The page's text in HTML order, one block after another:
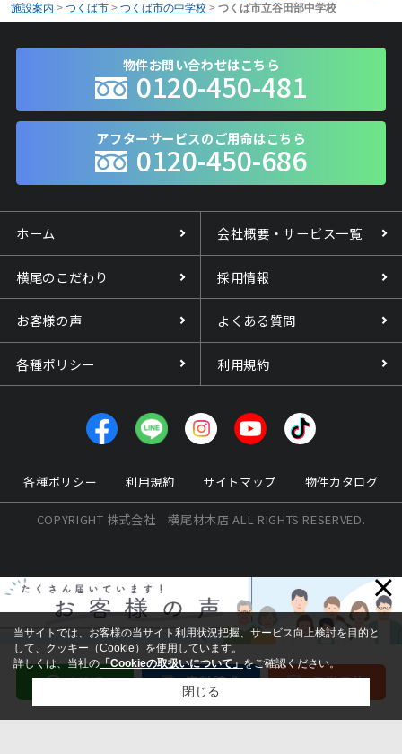
施設案内 > つくば市 > つくば市の中学校 > つくば市立谷田部中学校
物件お問い合わせはこちら
0120-450-481
アフターサービスのご用命はこちら
0120-450-686
ホーム 会社概要・サービス一覧
横尾のこだわり 採用情報
お客様の声 よくある質問
各種ポリシー 利用規約
各種ポリシー 利用規約 サイトマップ 物件カタログ
COPYRIGHT 株式会社 横尾材木店 ALL RIGHTS RESERVED.
×
当サイトでは、お客様の当サイト利用状況把握、サービス向上検討を目的と
して、クッキー（Cookie）を使用しています。
詳しくは、当社の「Cookieの取扱いについて」をご確認ください。
閉じる